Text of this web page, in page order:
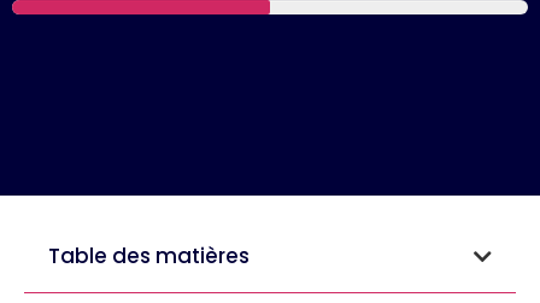
Table des matières